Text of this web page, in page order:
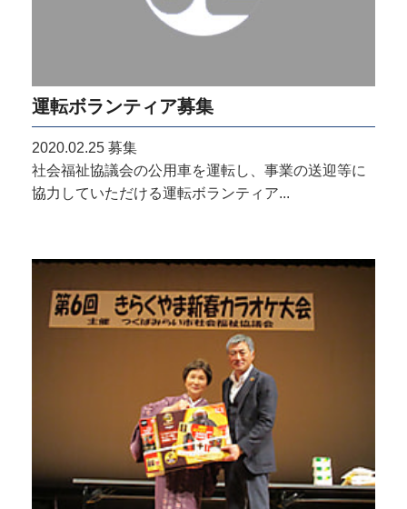
運転ボランティア募集
2020.02.25 募集
社会福祉協議会の公用車を運転し、事業の送迎等に
協力していただける運転ボランティア...